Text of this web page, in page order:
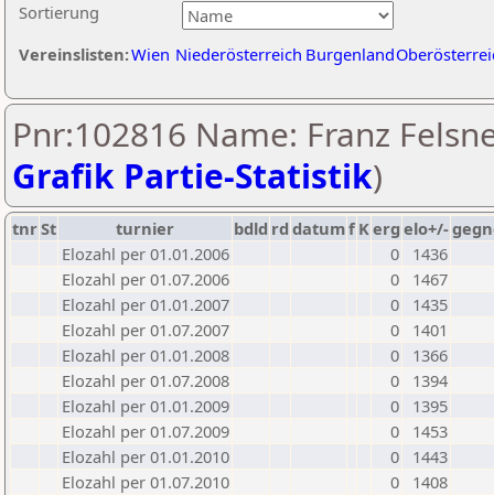
Sortierung
Vereinslisten:Wien Niederösterreich Burgenland
Pnr:102816 Name: Franz
Grafik Partie-Statistik)
tnrSt turnier bdld rd datumf Kerg elo+/-
Elozahl per 01.01.2006
0
1436
Elozahl per 01.07.2006
0
1467
Elozahl per 01.01.2007
0
1435
Elozahl per 01.07.2007
0
1401
Elozahl per 01.01.2008
0
1366
Elozahl per 01.07.2008
0
1394
Elozahl per 01.01.2009
0
1395
Elozahl per 01.07.2009
0
1453
Elozahl per 01.01.2010
0
1443
Elozahl per 01.07.2010
0
1408